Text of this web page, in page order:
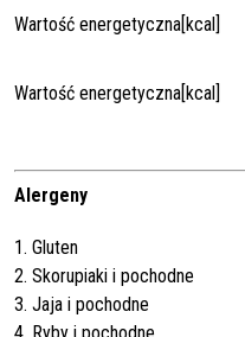
Wartość energetyczna[kcal]
Wartość energetyczna[kcal]
Alergeny
1. Gluten
2. Skorupiaki i pochodne
3. Jaja i pochodne